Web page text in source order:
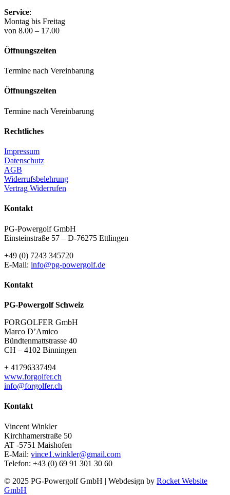
Service:
Montag bis Freitag
von 8.00 – 17.00
Öffnungszeiten
Termine nach Vereinbarung
Öffnungszeiten
Termine nach Vereinbarung
Rechtliches
Impressum
Datenschutz
AGB
Widerrufsbelehrung
Vertrag Widerrufen
Kontakt
PG-Powergolf GmbH
Einsteinstraße 57 – D-76275 Ettlingen
+49 (0) 7243 345720
E-Mail: info@pg-powergolf.de
Kontakt
PG-Powergolf Schweiz
FORGOLFER GmbH
Marco D’Amico
Bündtenmattstrasse 40
CH – 4102 Binningen
+ 41796337494
www.forgolfer.ch
info@forgolfer.ch
Kontakt
Vincent Winkler
Kirchhamerstraße 50
AT -5751 Maishofen
E-Mail: vince1.winkler@gmail.com
Telefon: +43 (0) 69 91 301 30 60
© 2025 PG-Powergolf GmbH | Webdesign by Rocket Website
GmbH